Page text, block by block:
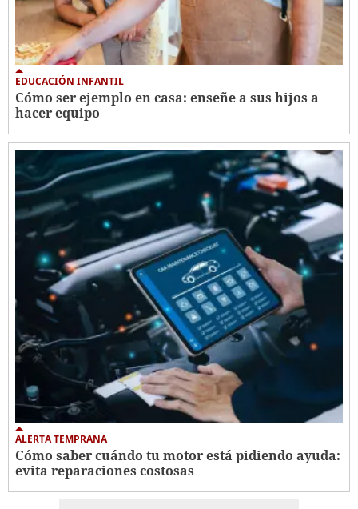
EDUCACIÓN INFANTIL
Cómo ser ejemplo en casa: enseñe a sus hijos a
hacer equipo
ALERTA TEMPRANA
Cómo saber cuándo tu motor está pidiendo ayuda:
evita reparaciones costosas